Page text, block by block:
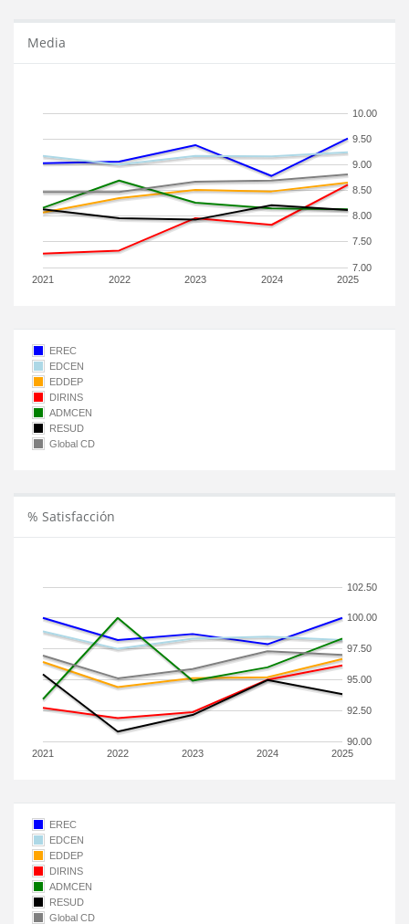
Media
2021 2022 2023 2024 2025
7.00
7.50
8.00
8.50
9.00
9.50
10.00
EREC
EDCEN
EDDEP
DIRINS
ADMCEN
RESUD
Global CD
% Satisfacción
2021 2022 2023 2024 2025
90.00
92.50
95.00
97.50
100.00
102.50
EREC
EDCEN
EDDEP
DIRINS
ADMCEN
RESUD
Global CD